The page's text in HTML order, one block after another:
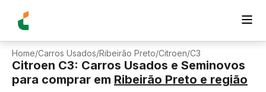
Home/Carros Usados/Ribeirão Preto/Citroen/C3
Citroen C3: Carros Usados e Seminovos
para comprar em Ribeirão Preto e região